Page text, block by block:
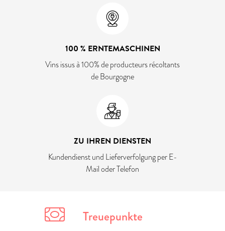
100 % ERNTEMASCHINEN
Vins issus à 100% de producteurs récoltants
de Bourgogne
ZU IHREN DIENSTEN
Kundendienst und Lieferverfolgung per E-
Mail oder Telefon
Treuepunkte